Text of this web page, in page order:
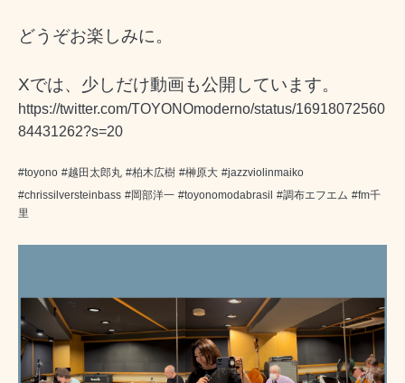
どうぞお楽しみに。
Xでは、少しだけ動画も公開しています。
https://twitter.com/TOYONOmoderno/status/16918072560
84431262?s=20
#toyono #越田太郎丸 #柏木広樹 #榊原大 #jazzviolinmaiko
#chrissilversteinbass #岡部洋一 #toyonomodabrasil #調布エフエム #fm千
里